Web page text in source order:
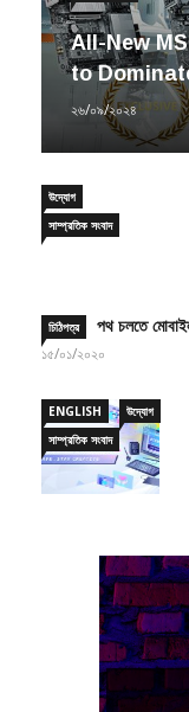
All-New
to
২৬/০৯/২০২৪
উদ্যোগ
সাম্প্রতিক সংবাদ
চিঠিপত্র পথ চলতে
১৫/০১/২০২০
ENGLISH
উদ্যোগ
সাম্প্রতিক সংবাদ